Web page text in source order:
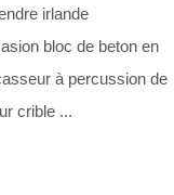
irlande
bloc de beton en
à percussion de
crible ...